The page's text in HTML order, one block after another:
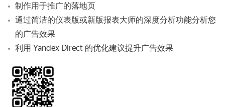
制作用于推广的落地页
通过简洁的仪表版或新版报表大师的深度分析功能分析您
的广告效果
利用 Yandex Direct 的优化建议提升广告效果